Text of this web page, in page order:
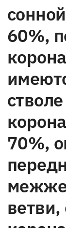
60%,
70%,
ветви,